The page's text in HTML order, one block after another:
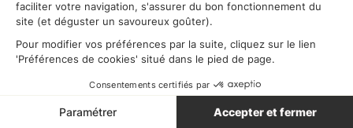
réponse au-delà de ce délai, la convention est
Pour les salariés possédant un statut protégé
(représentants élus du personnel, délégués
syndicaux…), la rupture conventionnelle doit